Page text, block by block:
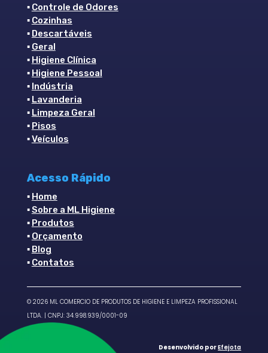
▪ Controle de Odores
▪ Cozinhas
▪ Descartáveis
▪ Geral
▪ Higiene Clínica
▪ Higiene Pessoal
▪ Indústria
▪ Lavanderia
▪ Limpeza Geral
▪ Pisos
▪Veículos
Acesso Rápido
▪ Home
▪Sobre a ML Higiene
▪ Produtos
▪ Orçamento
▪ Blog
▪ Contatos
© 2026ML COMERCIO DE PRODUTOS DE HIGIENE E LIMPEZA PROFISSIONAL
LTDA. | CNPJ: 34.998.939/0001-09
Desenvolvido porEfejota